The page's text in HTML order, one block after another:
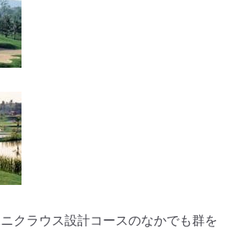
クラウス設計コースのなかでも群を